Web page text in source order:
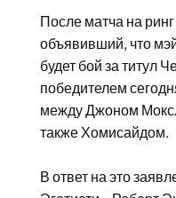
После матча на
объявивший, что
будет бой за титул
победителем
между Джоном
также Хомисайдом.
В ответ на это